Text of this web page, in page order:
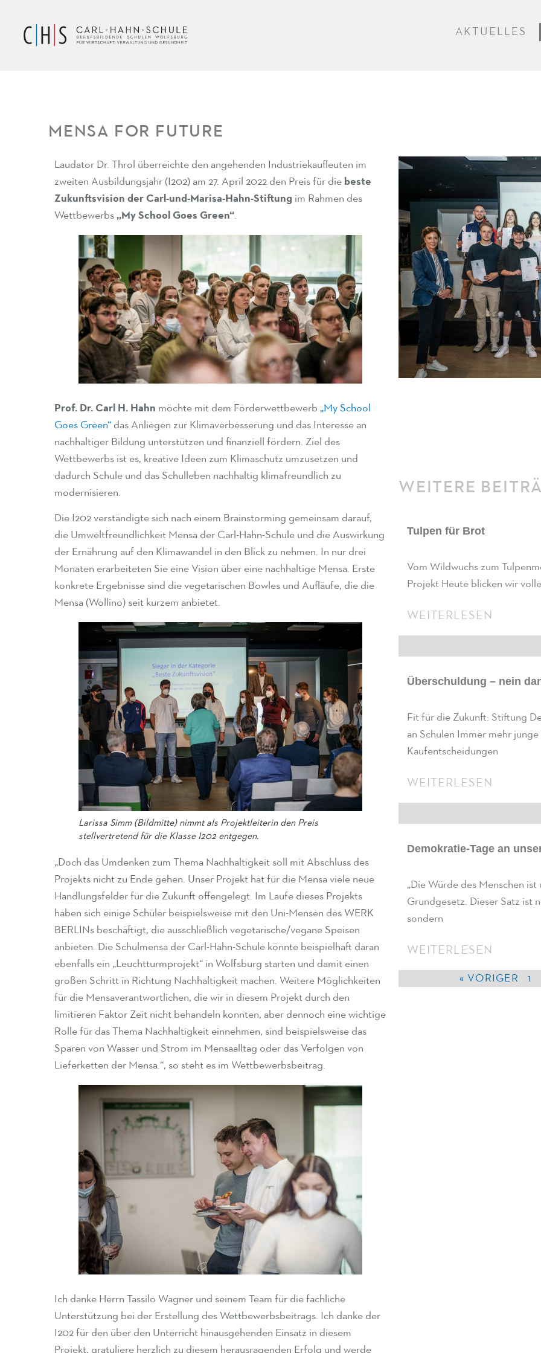
AKTUELLES
MENSA FOR FUTURE
Laudator Dr. Throl überreichte den angehenden Industriekaufleuten im
zweiten Ausbildungsjahr (I202) am 27. April 2022 den Preis für die beste
Zukunftsvision der Carl-und-Marisa-Hahn-Stiftung im Rahmen des
Wettbewerbs „My School Goes Green“.
Prof. Dr. Carl H. Hahn möchte mit dem Förderwettbewerb „My School
Goes Green“ das Anliegen zur Klimaverbesserung und das Interesse an
nachhaltiger Bildung unterstützen und finanziell fördern. Ziel des
Wettbewerbs ist es, kreative Ideen zum Klimaschutz umzusetzen und
dadurch Schule und das Schulleben nachhaltig klimafreundlich zu
modernisieren.
Die I202 verständigte sich nach einem Brainstorming gemeinsam darauf,
die Umweltfreundlichkeit Mensa der Carl-Hahn-Schule und die Auswirkung
der Ernährung auf den Klimawandel in den Blick zu nehmen. In nur drei
Monaten erarbeiteten Sie eine Vision über eine nachhaltige Mensa. Erste
konkrete Ergebnisse sind die vegetarischen Bowles und Aufläufe, die die
Mensa (Wollino) seit kurzem anbietet.
Larissa Simm (Bildmitte) nimmt als Projektleiterin den Preis
stellvertretend für die Klasse I202 entgegen.
„Doch das Umdenken zum Thema Nachhaltigkeit soll mit Abschluss des
Projekts nicht zu Ende gehen. Unser Projekt hat für die Mensa viele neue
Handlungsfelder für die Zukunft offengelegt. Im Laufe dieses Projekts
haben sich einige Schüler beispielsweise mit den Uni-Mensen des WERK
BERLINs beschäftigt, die ausschließlich vegetarische/vegane Speisen
anbieten. Die Schulmensa der Carl-Hahn-Schule könnte beispielhaft daran
ebenfalls ein „Leuchtturmprojekt“ in Wolfsburg starten und damit einen
großen Schritt in Richtung Nachhaltigkeit machen. Weitere Möglichkeiten
für die Mensaverantwortlichen, die wir in diesem Projekt durch den
limitieren Faktor Zeit nicht behandeln konnten, aber dennoch eine wichtige
Rolle für das Thema Nachhaltigkeit einnehmen, sind beispielsweise das
Sparen von Wasser und Strom im Mensaalltag oder das Verfolgen von
Lieferketten der Mensa.“, so steht es im Wettbewerbsbeitrag.
Ich danke Herrn Tassilo Wagner und seinem Team für die fachliche
Unterstützung bei der Erstellung des Wettbewerbsbeitrags. Ich danke der
I202 für den über den Unterricht hinausgehenden Einsatz in diesem
Projekt, gratuliere herzlich zu diesem herausragenden Erfolg und werde
WEITERE
Tulpen für Brot
Vom Wildwuchs zum
Projekt Heute blicken wir
WEITERLESEN
Überschuldung – nein
Fit für die Zukunft: Stiftung
an Schulen Immer mehr
Kaufentscheidungen
WEITERLESEN
Demokratie-Tage an
„Die Würde des Menschen
Grundgesetz. Dieser Satz ist
sondern
WEITERLESEN
« VORIGER 1